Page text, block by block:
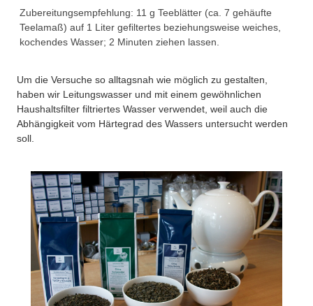
Zubereitungsempfehlung: 11 g Teeblätter (ca. 7 gehäufte
Teelamaß) auf 1 Liter gefiltertes beziehungsweise weiches,
kochendes Wasser; 2 Minuten ziehen lassen.
Um die Versuche so alltagsnah wie möglich zu gestalten,
haben wir Leitungswasser und mit einem gewöhnlichen
Haushaltsfilter filtriertes Wasser verwendet, weil auch die
Abhängigkeit vom Härtegrad des Wassers untersucht werden
soll.